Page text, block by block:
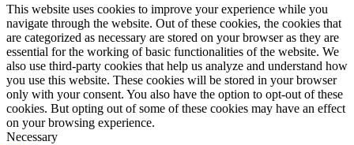
This website uses cookies to improve your experience while you
navigate through the website. Out of these cookies, the cookies that
are categorized as necessary are stored on your browser as they are
essential for the working of basic functionalities of the website. We
also use third-party cookies that help us analyze and understand how
you use this website. These cookies will be stored in your browser
only with your consent. You also have the option to opt-out of these
cookies. But opting out of some of these cookies may have an effect
on your browsing experience.
Necessary